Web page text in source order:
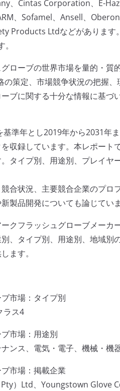
、Cintas Corporation、E-
、Sofamel、Ansell、
Products Ltdなどがありま
ローブの世界市場を量的・質
策定、市場競争状況の把握
ブに関する十分な情報に基づ
準年とし2019年から2031年
収録しています。本レポート
タイプ別、用途別、プレイヤ
合状況、主要競合企業のプロ
製品開発についても論じていま
クフラッシュグローブメーカ
、タイプ別、用途別、地域別
ます。
市場：タイプ別
ラス4
市場：用途別
ンス、電気・電子、機械・機
市場：掲載企業
）Ltd、Youngstown Glove